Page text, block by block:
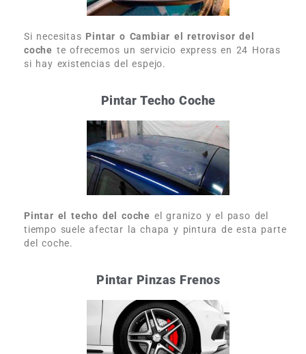
Si necesitas Pintar o Cambiar el retrovisor del
coche te ofrecemos un servicio express en 24 Horas
si hay existencias del espejo.
Pintar Techo Coche
Pintar el techo del coche el granizo y el paso del
tiempo suele afectar la chapa y pintura de esta parte
del coche.
Pintar Pinzas Frenos